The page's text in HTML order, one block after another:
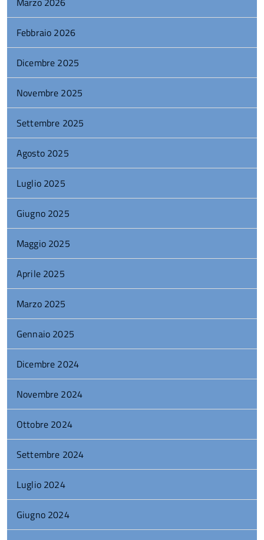
Febbraio 2026
Dicembre 2025
Novembre 2025
Settembre 2025
Agosto 2025
Luglio 2025
Giugno 2025
Maggio 2025
Aprile 2025
Marzo 2025
Gennaio 2025
Dicembre 2024
Novembre 2024
Ottobre 2024
Settembre 2024
Luglio 2024
Giugno 2024